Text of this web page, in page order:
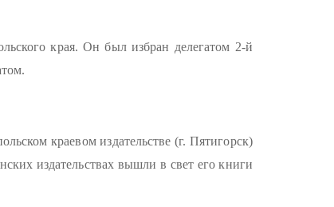
края. Он был избран делегатом 2-й
краевом издательстве (г. Пятигорск)
издательствах вышли в свет его книги